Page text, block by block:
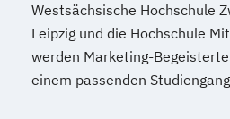
Westsächsische Hochschule
Leipzig und die Hochschule
werden Marketing-
einem passenden